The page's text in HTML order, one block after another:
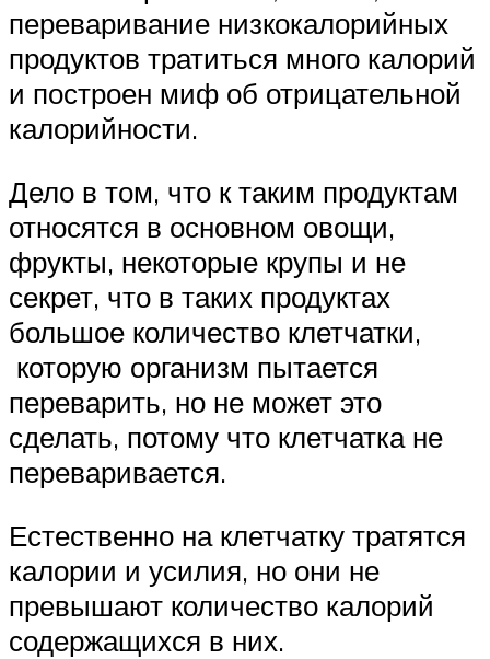
переваривание низкокалорийных
продуктов тратиться много калорий
и построен миф об отрицательной
калорийности.
Дело в том, что к таким продуктам
относятся в основном овощи,
фрукты, некоторые крупы и не
секрет, что в таких продуктах
большое количество клетчатки,
которую организм пытается
переварить, но не может это
сделать, потому что клетчатка не
переваривается.
Естественно на клетчатку тратятся
калории и усилия, но они не
превышают количество калорий
содержащихся в них.